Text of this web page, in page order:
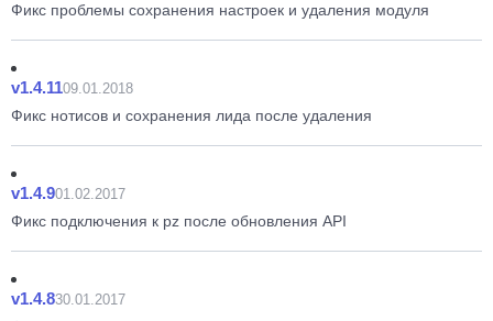
Фикс проблемы сохранения настроек и удаления модуля
v1.4.1109.01.2018
Фикс нотисов и сохранения лида после удаления
v1.4.901.02.2017
Фикс подключения к pz после обновления API
v1.4.830.01.2017